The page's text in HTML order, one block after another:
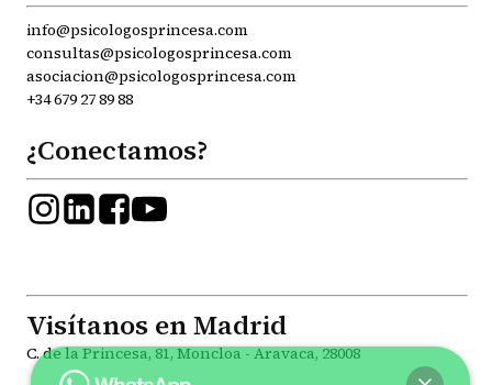
info@psicologosprincesa.com
consultas@psicologosprincesa.com
asociacion@psicologosprincesa.com
+34 679 27 89 88
¿Conectamos?
Visítanos en Madrid
C. de la Princesa, 81, Moncloa - Aravaca, 28008